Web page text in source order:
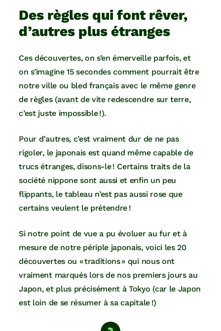
Des règles qui font rêver,
d’autres plus étranges
Ces découvertes, on s’en émerveille parfois, et
on s’imagine 15 secondes comment pourrait être
notre ville ou bled français avec le même genre
de règles (avant de vite redescendre sur terre,
c’est juste impossible !).
Pour d’autres, c’est vraiment dur de ne pas
rigoler, le japonais est quand même capable de
trucs étranges, disons-le ! Certains traits de la
société nippone sont aussi et enfin un peu
flippants, le tableau n’est pas aussi rose que
certains veulent le prétendre !
Si notre point de vue a pu évoluer au fur et à
mesure de notre périple japonais, voici les 20
découvertes ou « traditions » qui nous ont
vraiment marqués lors de nos premiers jours au
Japon, et plus précisément à Tokyo (car le Japon
est loin de se résumer à sa capitale !)